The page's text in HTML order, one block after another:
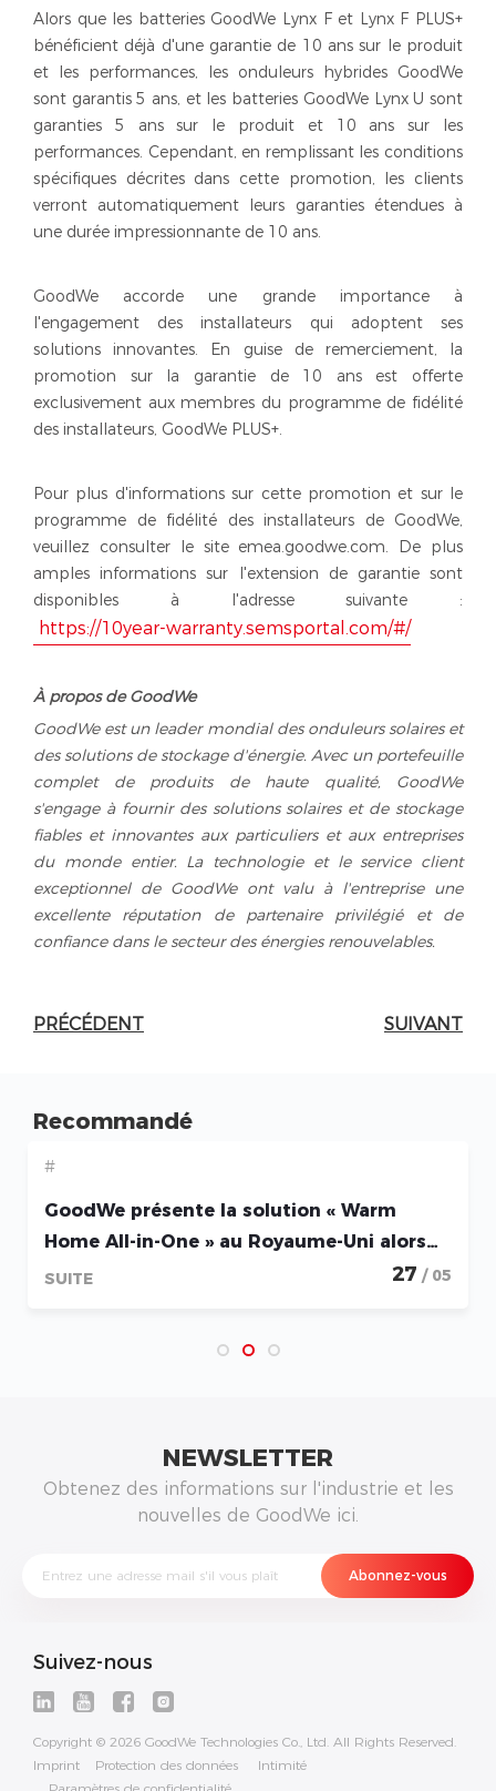
Alors que les batteries GoodWe Lynx F et Lynx F PLUS+
bénéficient déjà d'une garantie de 10 ans sur le produit
et les performances, les onduleurs hybrides GoodWe
sont garantis 5 ans, et les batteries GoodWe Lynx U sont
garanties 5 ans sur le produit et 10 ans sur les
performances. Cependant, en remplissant les conditions
spécifiques décrites dans cette promotion, les clients
verront automatiquement leurs garanties étendues à
une durée impressionnante de 10 ans.
GoodWe accorde une grande importance à
l'engagement des installateurs qui adoptent ses
solutions innovantes. En guise de remerciement, la
promotion sur la garantie de 10 ans est offerte
exclusivement aux membres du programme de fidélité
des installateurs, GoodWe PLUS+.
Pour plus d'informations sur cette promotion et sur le
programme de fidélité des installateurs de GoodWe,
veuillez consulter le site emea.goodwe.com. De plus
amples informations sur l'extension de garantie sont
disponibles à l'adresse suivante :
https://10year-warranty.semsportal.com/#/
À propos de GoodWe
GoodWe est un leader mondial des onduleurs solaires et
des solutions de stockage d'énergie. Avec un portefeuille
complet de produits de haute qualité, GoodWe
s'engage à fournir des solutions solaires et de stockage
fiables et innovantes aux particuliers et aux entreprises
du monde entier. La technologie et le service client
exceptionnel de GoodWe ont valu à l'entreprise une
excellente réputation de partenaire privilégié et de
confiance dans le secteur des énergies renouvelables.
PRÉCÉDENT SUIVANT
Recommandé
#
GoodWe présente la solution « Warm
Home All-in-One » au Royaume-Uni alors
que se déploie le plus vaste programme
SUITE 27 / 05
NEWSLETTER
Obtenez des informations sur l'industrie et les
nouvelles de GoodWe ici.
Suivez-nous
Copyright © 2026 GoodWe Technologies Co., Ltd. All Rights Reserved.
Imprint
Protection des données
Intimité